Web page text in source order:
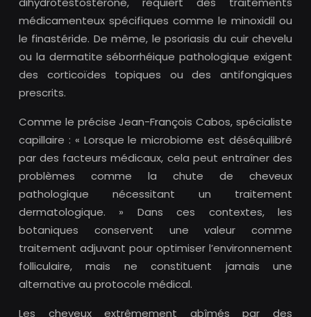
médicamenteux spécifiques comme le minoxidil ou
le finastéride. De même, le psoriasis du cuir chevelu
ou la dermatite séborrhéique pathologique exigent
des corticoïdes topiques ou des antifongiques
prescrits.
Comme le précise Jean-François Cabos, spécialiste
capillaire : « Lorsque le microbiome est déséquilibré
par des facteurs médicaux, cela peut entraîner des
problèmes comme la chute de cheveux
pathologique nécessitant un traitement
dermatologique. » Dans ces contextes, les
botaniques conservent une valeur comme
traitement adjuvant pour optimiser l’environnement
folliculaire, mais ne constituent jamais une
alternative au protocole médical.
Les cheveux extrêmement abîmés par des